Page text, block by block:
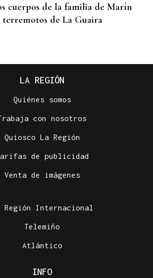
cuerpos de la familia de Marín
de La Guaira
migrantes continúan en
LA REGIÓN
Quiénes somos
con nosotros
Quiosco La Región
de publicidad
Venta de imágenes
Región Internacional
Telemiño
Atlántico
INFO